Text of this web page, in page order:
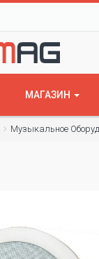
МАГАЗИН
Музыкальное